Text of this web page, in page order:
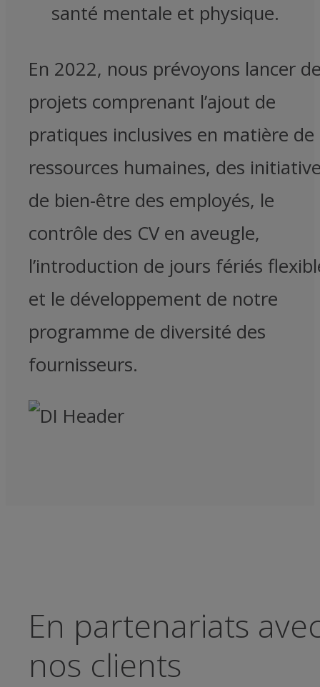
santé mentale et physique.
En 2022, nous prévoyons lancer
projets comprenant l’ajout de
pratiques inclusives en matière de
ressources humaines, des
de bien-être des employés, le
contrôle des CV en aveugle,
l’introduction de jours fériés
et le développement de notre
programme de diversité des
fournisseurs.
En partenariats
nos clients